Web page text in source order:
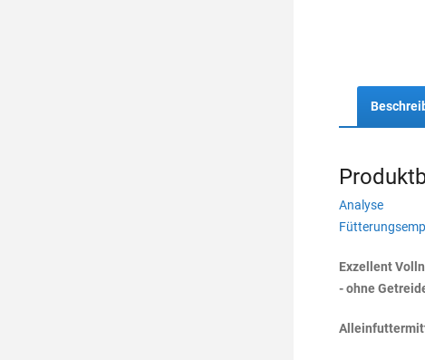
Analyse
Exzellent
- ohne